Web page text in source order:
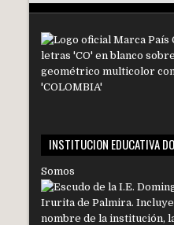
INSTITUCION EDUCATIVA
Somos